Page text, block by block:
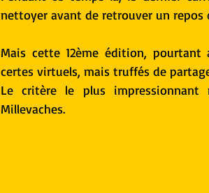
nettoyer avant de retrouver un
Mais cette 12ème édition,
certes virtuels, mais truffés de
Le critère le plus
Millevaches.